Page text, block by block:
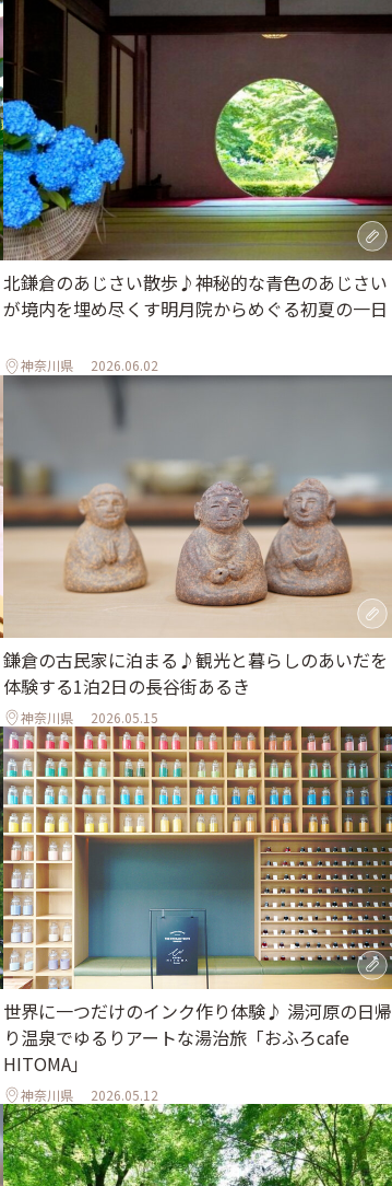
北鎌倉のあじさい散歩♪神秘的な青色のあじさい
が境内を埋め尽くす明月院からめぐる初夏の一日
神奈川県 2026.06.02
鎌倉の古民家に泊まる♪観光と暮らしのあいだを
体験する1泊2日の長谷街あるき
神奈川県 2026.05.15
世界に一つだけのインク作り体験♪ 湯河原の日帰
り温泉でゆるりアートな湯治旅「おふろcafe
HITOMA」
神奈川県 2026.05.12